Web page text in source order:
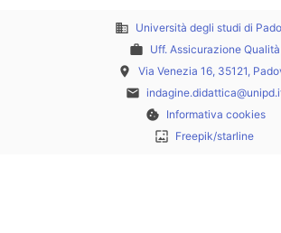
business Università degli studi di
work Uff. Assicurazione Qualità
place Via Venezia 16, 35121,
email
cookie Informativa cookies
wallpaper Freepik/starline